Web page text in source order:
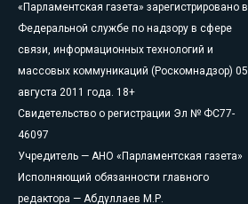
«Парламентская газета» зарегистрировано в
Федеральной службе по надзору в сфере
связи, информационных технологий и
массовых коммуникаций (Роскомнадзор) 05
августа 2011 года. 18+
Свидетельство о регистрации Эл № ФС77-
46097
Учредитель — АНО «Парламентская газета»
Исполняющий обязанности главного
редактора — Абдуллаев М.Р.